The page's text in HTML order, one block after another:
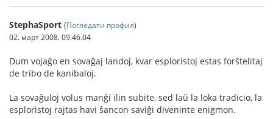
StephaSport (Погледати профил)
02. март 2008. 09.46.04
Dum vojaĝo en sovaĝaj landoj, kvar esploristoj estas forŝtelitaj
de tribo de kanibaloj.
La sovaĝuloj volus manĝi ilin subite, sed laŭ la loka tradicio, la
esploristoj rajtas havi ŝancon saviĝi diveninte enigmon.